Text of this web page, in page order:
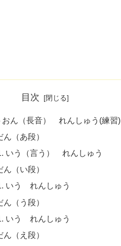
目次
おん（長音） れんしゅう(練習)
ん（あ段）
いう（言う） れんしゅう
ん（い段）
いう れんしゅう
ん（う段）
いう れんしゅう
ん（え段）